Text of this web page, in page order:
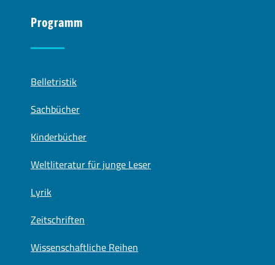
Programm
Belletristik
Sachbücher
Kinderbücher
Weltliteratur für junge Leser
Lyrik
Zeitschriften
Wissenschaftliche Reihen